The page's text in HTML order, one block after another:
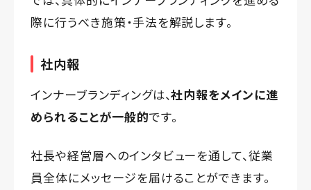
際に行うべき施策・手法を解説します。
社内報
インナーブランディングは、社内報をメインに進
められることが一般的です。
社長や経営層へのインタビューを通して、従業
員全体にメッセージを届けることができます。